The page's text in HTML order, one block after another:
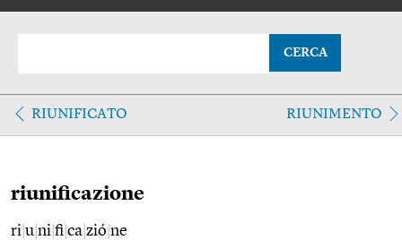
CERCA
RIUNIFICATO RIUNIMENTO
riunificazione
ri u ni fi ca zió ne